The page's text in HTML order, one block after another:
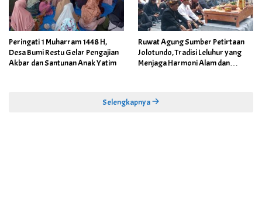
Peringati 1 Muharram 1448 H,
Desa Bumi Restu Gelar Pengajian
Akbar dan Santunan Anak Yatim
Ruwat Agung Sumber Petirtaan
Jolotundo, Tradisi Leluhur yang
Menjaga Harmoni Alam dan
Selengkapnya